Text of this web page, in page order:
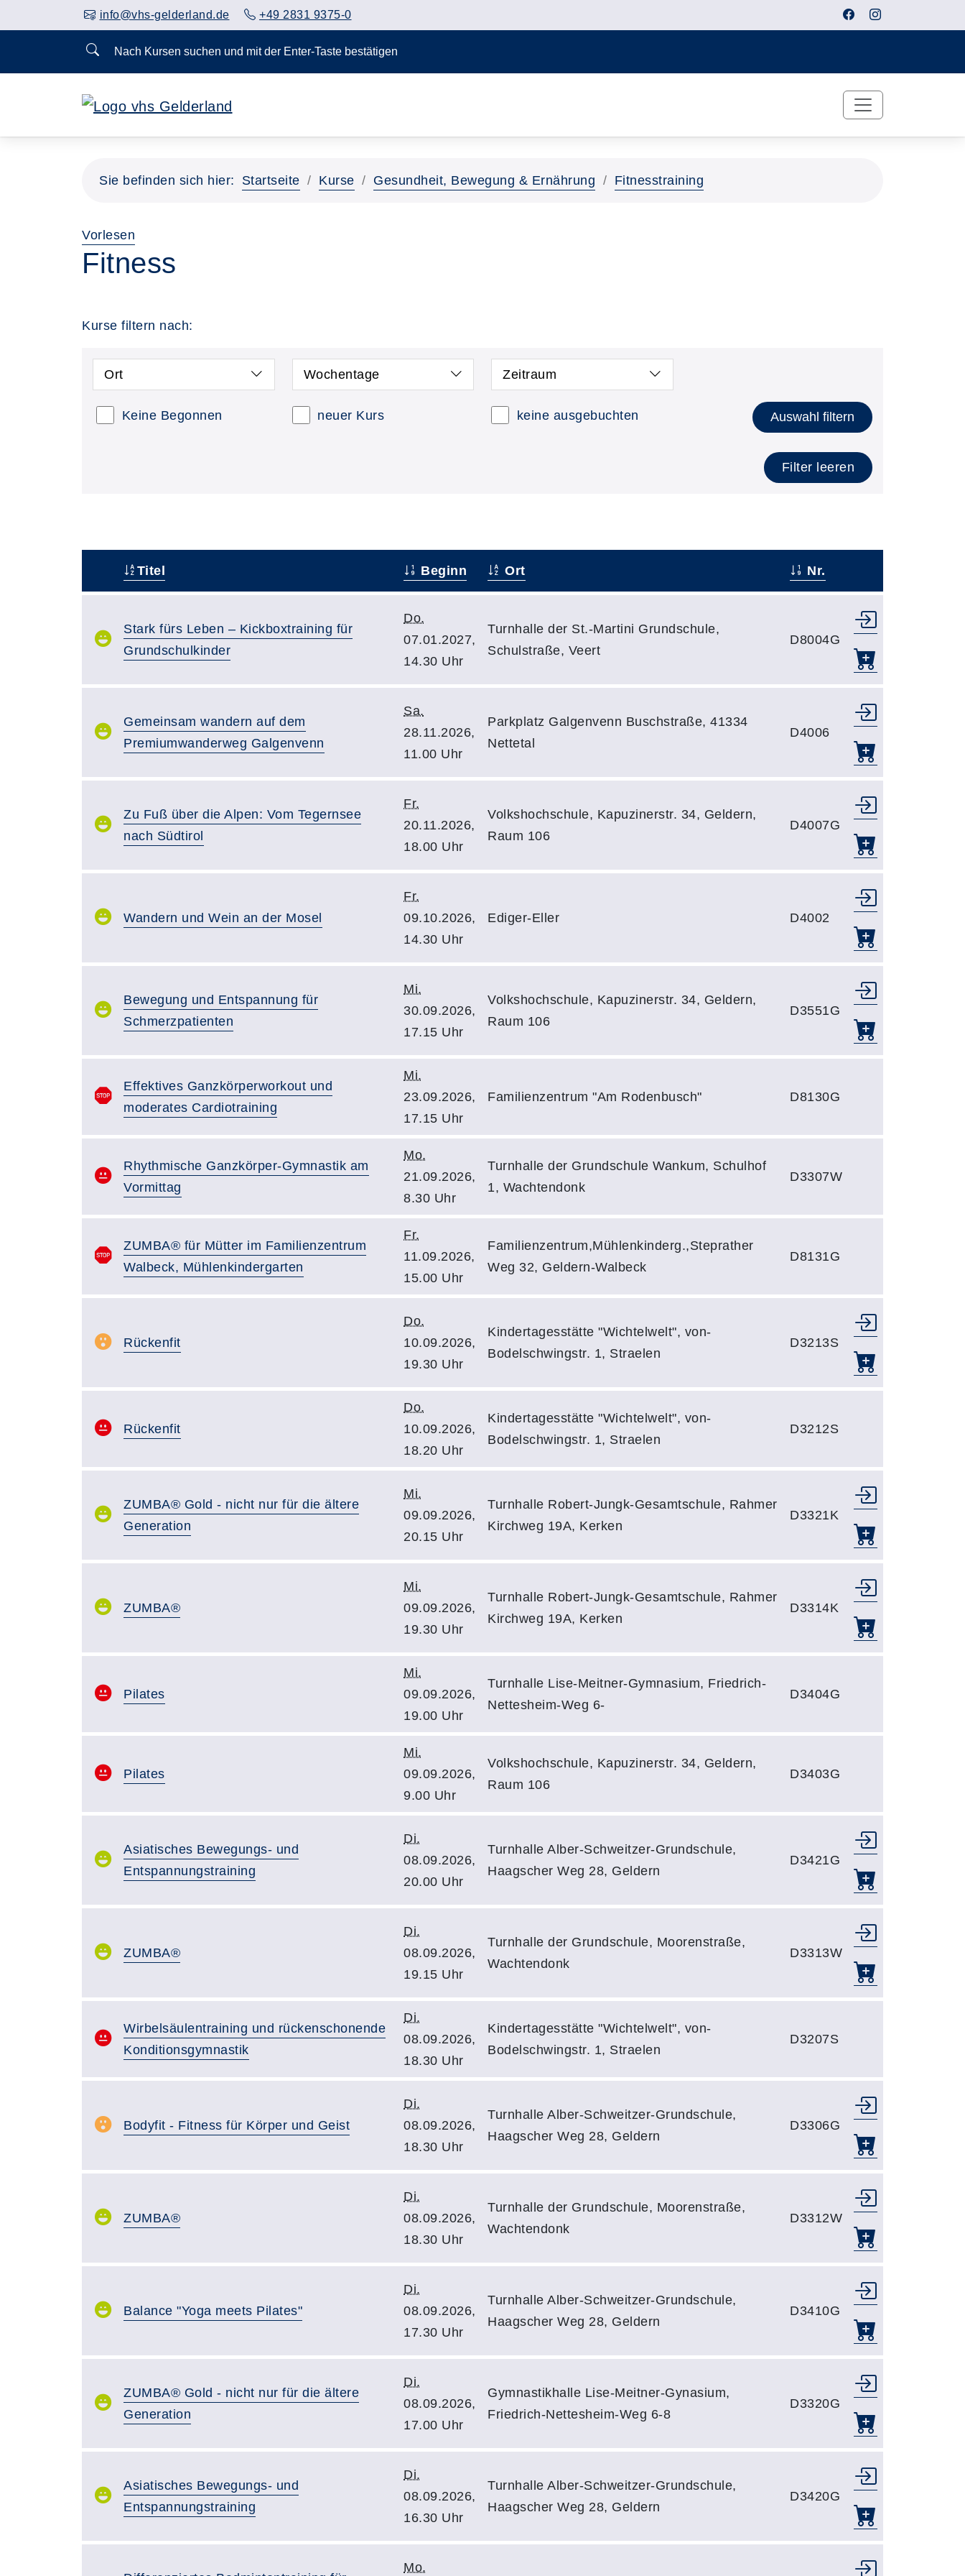
info@vhs-gelderland.de +49 2831 9375-0
Nach Kursen suchen und mit der Enter-Taste bestätigen
Sie befinden sich hier: Startseite Kurse Gesundheit, Bewegung & Ernährung Fitnesstraining
Vorlesen
Fitness
Kurse filtern nach:
Ort Wochentage Zeitraum
Keine Begonnen neuer Kurs keine ausgebuchten Auswahl filtern
Filter leeren
Titel Beginn Ort Nr.
Stark fürs Leben – Kickboxtraining für
Grundschulkinder
Do.
07.01.2027,
14.30 Uhr
Turnhalle der St.-Martini Grundschule,
Schulstraße, Veert
D8004G
Gemeinsam wandern auf dem
Premiumwanderweg Galgenvenn
Sa.
28.11.2026,
11.00 Uhr
Parkplatz Galgenvenn Buschstraße, 41334
Nettetal
D4006
Zu Fuß über die Alpen: Vom Tegernsee
nach Südtirol
Fr.
20.11.2026,
18.00 Uhr
Volkshochschule, Kapuzinerstr. 34, Geldern,
Raum 106
D4007G
Wandern und Wein an der Mosel
Fr.
09.10.2026,
14.30 Uhr
Ediger-Eller D4002
Bewegung und Entspannung für
Schmerzpatienten
Mi.
30.09.2026,
17.15 Uhr
Volkshochschule, Kapuzinerstr. 34, Geldern,
Raum 106
D3551G
Effektives Ganzkörperworkout und
moderates Cardiotraining
Mi.
23.09.2026,
17.15 Uhr
Familienzentrum "Am Rodenbusch" D8130G
Rhythmische Ganzkörper-Gymnastik am
Vormittag
Mo.
21.09.2026,
8.30 Uhr
Turnhalle der Grundschule Wankum, Schulhof
1, Wachtendonk
D3307W
ZUMBA® für Mütter im Familienzentrum
Walbeck, Mühlenkindergarten
Fr.
11.09.2026,
15.00 Uhr
Familienzentrum,Mühlenkinderg.,Steprather
Weg 32, Geldern-Walbeck
D8131G
Rückenfit
Do.
10.09.2026,
19.30 Uhr
Kindertagesstätte "Wichtelwelt", von-
Bodelschwingstr. 1, Straelen
D3213S
Rückenfit
Do.
10.09.2026,
18.20 Uhr
Kindertagesstätte "Wichtelwelt", von-
Bodelschwingstr. 1, Straelen
D3212S
ZUMBA® Gold - nicht nur für die ältere
Generation
Mi.
09.09.2026,
20.15 Uhr
Turnhalle Robert-Jungk-Gesamtschule, Rahmer
Kirchweg 19A, Kerken
D3321K
ZUMBA®
Mi.
09.09.2026,
19.30 Uhr
Turnhalle Robert-Jungk-Gesamtschule, Rahmer
Kirchweg 19A, Kerken
D3314K
Pilates
Mi.
09.09.2026,
19.00 Uhr
Turnhalle Lise-Meitner-Gymnasium, Friedrich-
Nettesheim-Weg 6-
D3404G
Pilates
Mi.
09.09.2026,
9.00 Uhr
Volkshochschule, Kapuzinerstr. 34, Geldern,
Raum 106
D3403G
Asiatisches Bewegungs- und
Entspannungstraining
Di.
08.09.2026,
20.00 Uhr
Turnhalle Alber-Schweitzer-Grundschule,
Haagscher Weg 28, Geldern
D3421G
ZUMBA®
Di.
08.09.2026,
19.15 Uhr
Turnhalle der Grundschule, Moorenstraße,
Wachtendonk
D3313W
Wirbelsäulentraining und rückenschonende
Konditionsgymnastik
Di.
08.09.2026,
18.30 Uhr
Kindertagesstätte "Wichtelwelt", von-
Bodelschwingstr. 1, Straelen
D3207S
Bodyfit - Fitness für Körper und Geist
Di.
08.09.2026,
18.30 Uhr
Turnhalle Alber-Schweitzer-Grundschule,
Haagscher Weg 28, Geldern
D3306G
ZUMBA®
Di.
08.09.2026,
18.30 Uhr
Turnhalle der Grundschule, Moorenstraße,
Wachtendonk
D3312W
Balance "Yoga meets Pilates"
Di.
08.09.2026,
17.30 Uhr
Turnhalle Alber-Schweitzer-Grundschule,
Haagscher Weg 28, Geldern
D3410G
ZUMBA® Gold - nicht nur für die ältere
Generation
Di.
08.09.2026,
17.00 Uhr
Gymnastikhalle Lise-Meitner-Gynasium,
Friedrich-Nettesheim-Weg 6-8
D3320G
Asiatisches Bewegungs- und
Entspannungstraining
Di.
08.09.2026,
16.30 Uhr
Turnhalle Alber-Schweitzer-Grundschule,
Haagscher Weg 28, Geldern
D3420G
Mo.